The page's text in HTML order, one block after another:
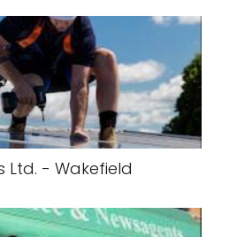
Ltd. - Wakefield